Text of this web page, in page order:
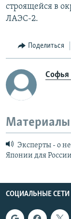
строящейся в
ЛАЭС-2.
Поделиться
Софья
Материалы
Эксперты - о
Японии для России
СОЦИАЛЬНЫЕ СЕТИ